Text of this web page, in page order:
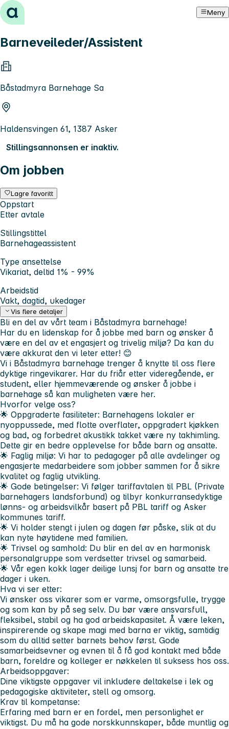
Hopp til innhold Meny
Barneveileder/Assistent
Båstadmyra Barnehage Sa
Haldensvingen 61, 1387 Asker
Stillingsannonsen er inaktiv.
Om jobben
Lagre favoritt
Oppstart
Etter avtale
Stillingstittel
Barnehageassistent
Type ansettelse
Vikariat, deltid 1% - 99%
Arbeidstid
Vakt, dagtid, ukedager
Vis flere detaljer
Bli en del av vårt team i Båstadmyra barnehage!
Har du en lidenskap for å jobbe med barn og ønsker å
være en del av et engasjert og trivelig miljø? Da kan du
være akkurat den vi leter etter! 😊
Vi i Båstadmyra barnehage trenger å knytte til oss flere
dyktige ringevikarer. Har du friår etter videregående, er
student, eller hjemmeværende og ønsker å jobbe i
barnehage så kan muligheten være her.
Hvorfor velge oss?
🌟 Oppgraderte fasiliteter: Barnehagens lokaler er
nyoppussede, med flotte overflater, oppgradert kjøkken
og bad, og forbedret akustikk takket være ny takhimling.
Dette gir en bedre opplevelse for både barn og ansatte.
🌟 Faglig miljø: Vi har to pedagoger på alle avdelinger og
engasjerte medarbeidere som jobber sammen for å sikre
kvalitet og faglig utvikling.
🌟 Gode betingelser: Vi følger tariffavtalen til PBL (Private
barnehagers landsforbund) og tilbyr konkurransedyktige
lønns- og arbeidsvilkår basert på PBL tariff og Asker
kommunes tariff.
🌟 Vi holder stengt i julen og dagen før påske, slik at du
kan nyte høytidene med familien.
🌟 Trivsel og samhold: Du blir en del av en harmonisk
personalgruppe som verdsetter trivsel og samarbeid.
🌟 Vår egen kokk lager deilige lunsj for barn og ansatte tre
dager i uken.
Hva vi ser etter:
Vi ønsker oss vikarer som er varme, omsorgsfulle, trygge
og som kan by på seg selv. Du bør være ansvarsfull,
fleksibel, stabil og ha god arbeidskapasitet. Å være leken,
inspirerende og skape magi med barna er viktig, samtidig
som du alltid setter barnets behov først. Gode
samarbeidsevner og evnen til å få god kontakt med både
barn, foreldre og kolleger er nøkkelen til suksess hos oss.
Arbeidsoppgaver:
Dine viktigste oppgaver vil inkludere deltakelse i lek og
pedagogiske aktiviteter, stell og omsorg.
Krav til kompetanse:
Erfaring med barn er en fordel, men personlighet er
viktigst. Du må ha gode norskkunnskaper, både muntlig og